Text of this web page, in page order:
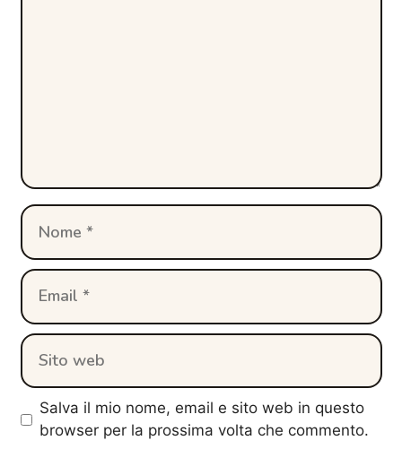
Nome
Email
Sito
web
Salva il mio nome, email e sito web in questo
browser per la prossima volta che commento.